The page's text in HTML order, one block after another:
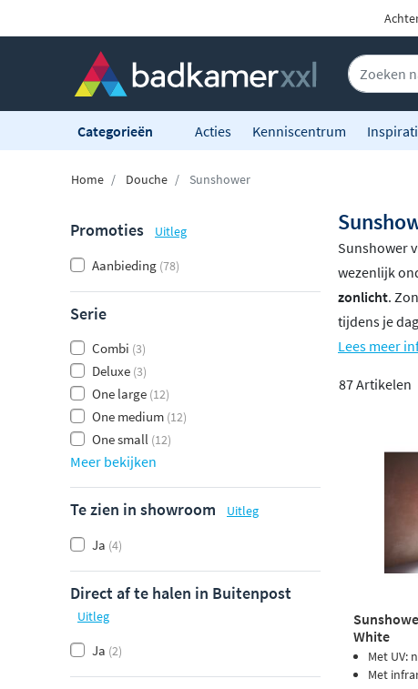
Categorieën Acties Kenniscentrum
Home Douche Sunshower
Promoties Uitleg
Aanbieding (78)
Serie
Combi (3)
Deluxe (3)
One large (12)
One medium (12)
One small (12)
Meer bekijken
Te zien in showroom Uitleg
Ja (4)
Direct af te halen in Buitenpost
Uitleg
Ja (2)
Sunshower
wezenlijk
zonlicht.
tijdens je
Lees meer
87 Artikelen
White
Met UV:
Met